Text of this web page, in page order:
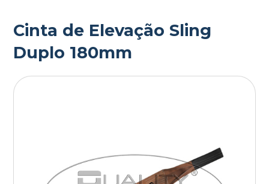
Cinta de Elevação Sling
Duplo 180mm